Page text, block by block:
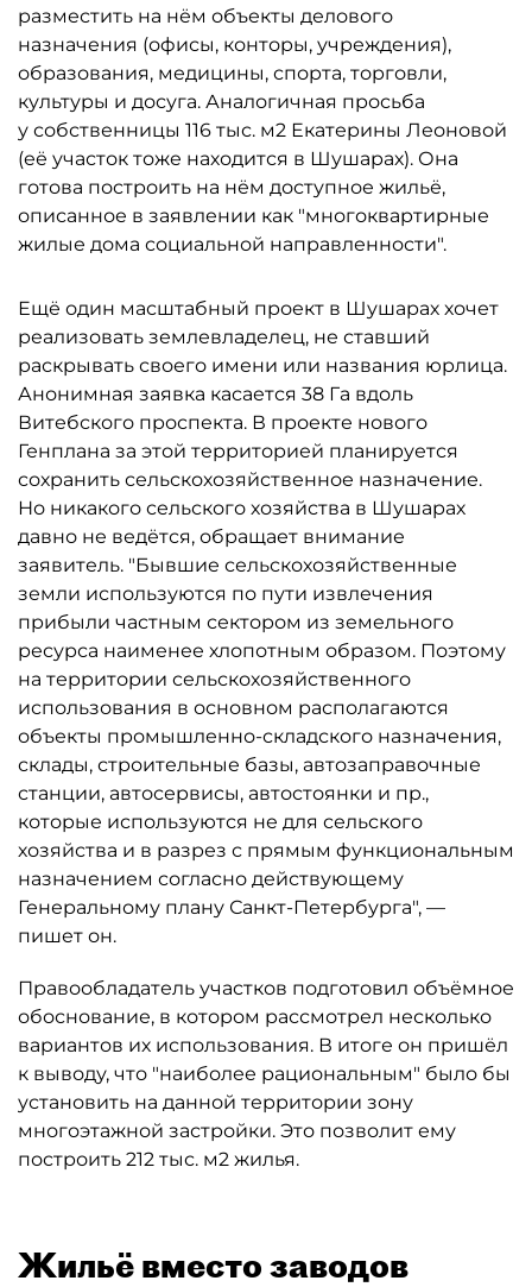
разместить на нём объекты делового
назначения (офисы, конторы, учреждения),
образования, медицины, спорта, торговли,
культуры и досуга. Аналогичная просьба
у собственницы 116 тыс. м2 Екатерины Леоновой
(её участок тоже находится в Шушарах). Она
готова построить на нём доступное жильё,
описанное в заявлении как "многоквартирные
жилые дома социальной направленности".
Ещё один масштабный проект в Шушарах хочет
реализовать землевладелец, не ставший
раскрывать своего имени или названия юрлица.
Анонимная заявка касается 38 Га вдоль
Витебского проспекта. В проекте нового
Генплана за этой территорией планируется
сохранить сельскохозяйственное назначение.
Но никакого сельского хозяйства в Шушарах
давно не ведётся, обращает внимание
заявитель. "Бывшие сельскохозяйственные
земли используются по пути извлечения
прибыли частным сектором из земельного
ресурса наименее хлопотным образом. Поэтому
на территории сельскохозяйственного
использования в основном располагаются
объекты промышленно-складского назначения,
склады, строительные базы, автозаправочные
станции, автосервисы, автостоянки и пр.,
которые используются не для сельского
хозяйства и в разрез с прямым функциональным
назначением согласно действующему
Генеральному плану Санкт-Петербурга", —
пишет он.
Правообладатель участков подготовил объёмное
обоснование, в котором рассмотрел несколько
вариантов их использования. В итоге он пришёл
к выводу, что "наиболее рациональным" было бы
установить на данной территории зону
многоэтажной застройки. Это позволит ему
построить 212 тыс. м2 жилья.
Жильё вместо заводов